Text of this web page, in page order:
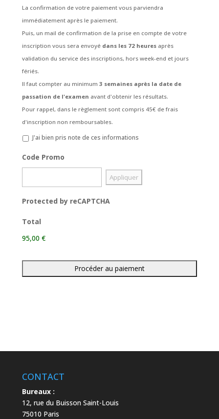
La confirmation de votre paiement vous parviendra
immédiatement après le paiement.
Puis, un mail de confirmation de la prise en compte de votre
inscription vous sera envoyé dans les 72 heures après
validation du service des inscriptions, hors week-end et jours
fériés.
Il faut compter au minimum 3 semaines après la date de
passation de l'examen avant d'obtenir les résultats.
Pour rappel, dans le règlement sont compris 45€ de frais
d'inscription non remboursables.
J'ai bien pris note de ces informations
Code Promo
Protected by reCAPTCHA
Total
95,00 €
CONTACT
Bureaux :
12, rue du Buisson Saint-Louis
75010 Paris